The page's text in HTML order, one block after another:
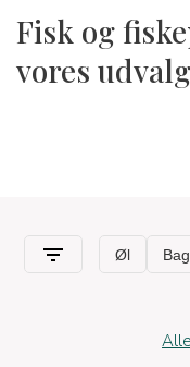
Fisk og
vores udvalg